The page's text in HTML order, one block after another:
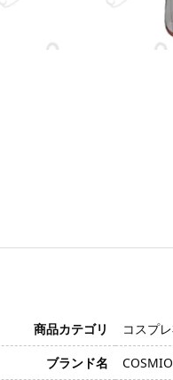
商品カテゴリ
コスプ
ブランド名